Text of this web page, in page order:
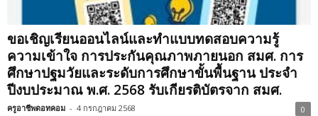
ขอเชิญเรียนออนไลน์และทำแบบทดสอบความรู้
ความเข้าใจ การประกันคุณภาพภายนอก สมศ. การ
ศึกษาปฐมวัยและระดับการศึกษาขั้นพื้นฐาน ประจำ
ปีงบประมาณ พ.ศ. 2568 รับเกียรติบัตรจาก สมศ.
ครูอาชีพดอทคอม - 4 กรกฎาคม 2568 0